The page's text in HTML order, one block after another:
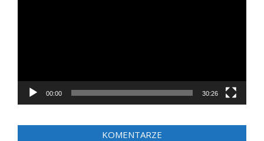
00:00 30:26
KOMENTARZE